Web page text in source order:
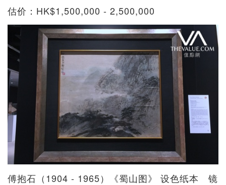
估价：HK$1,500,000 - 2,500,000
傅抱石（1904 - 1965）《蜀山图》 设色纸本 镜